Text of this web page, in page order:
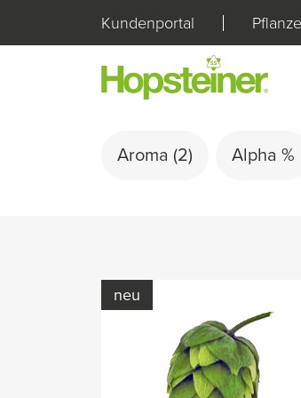
Kundenportal
Aroma (2) Alpha %
neu